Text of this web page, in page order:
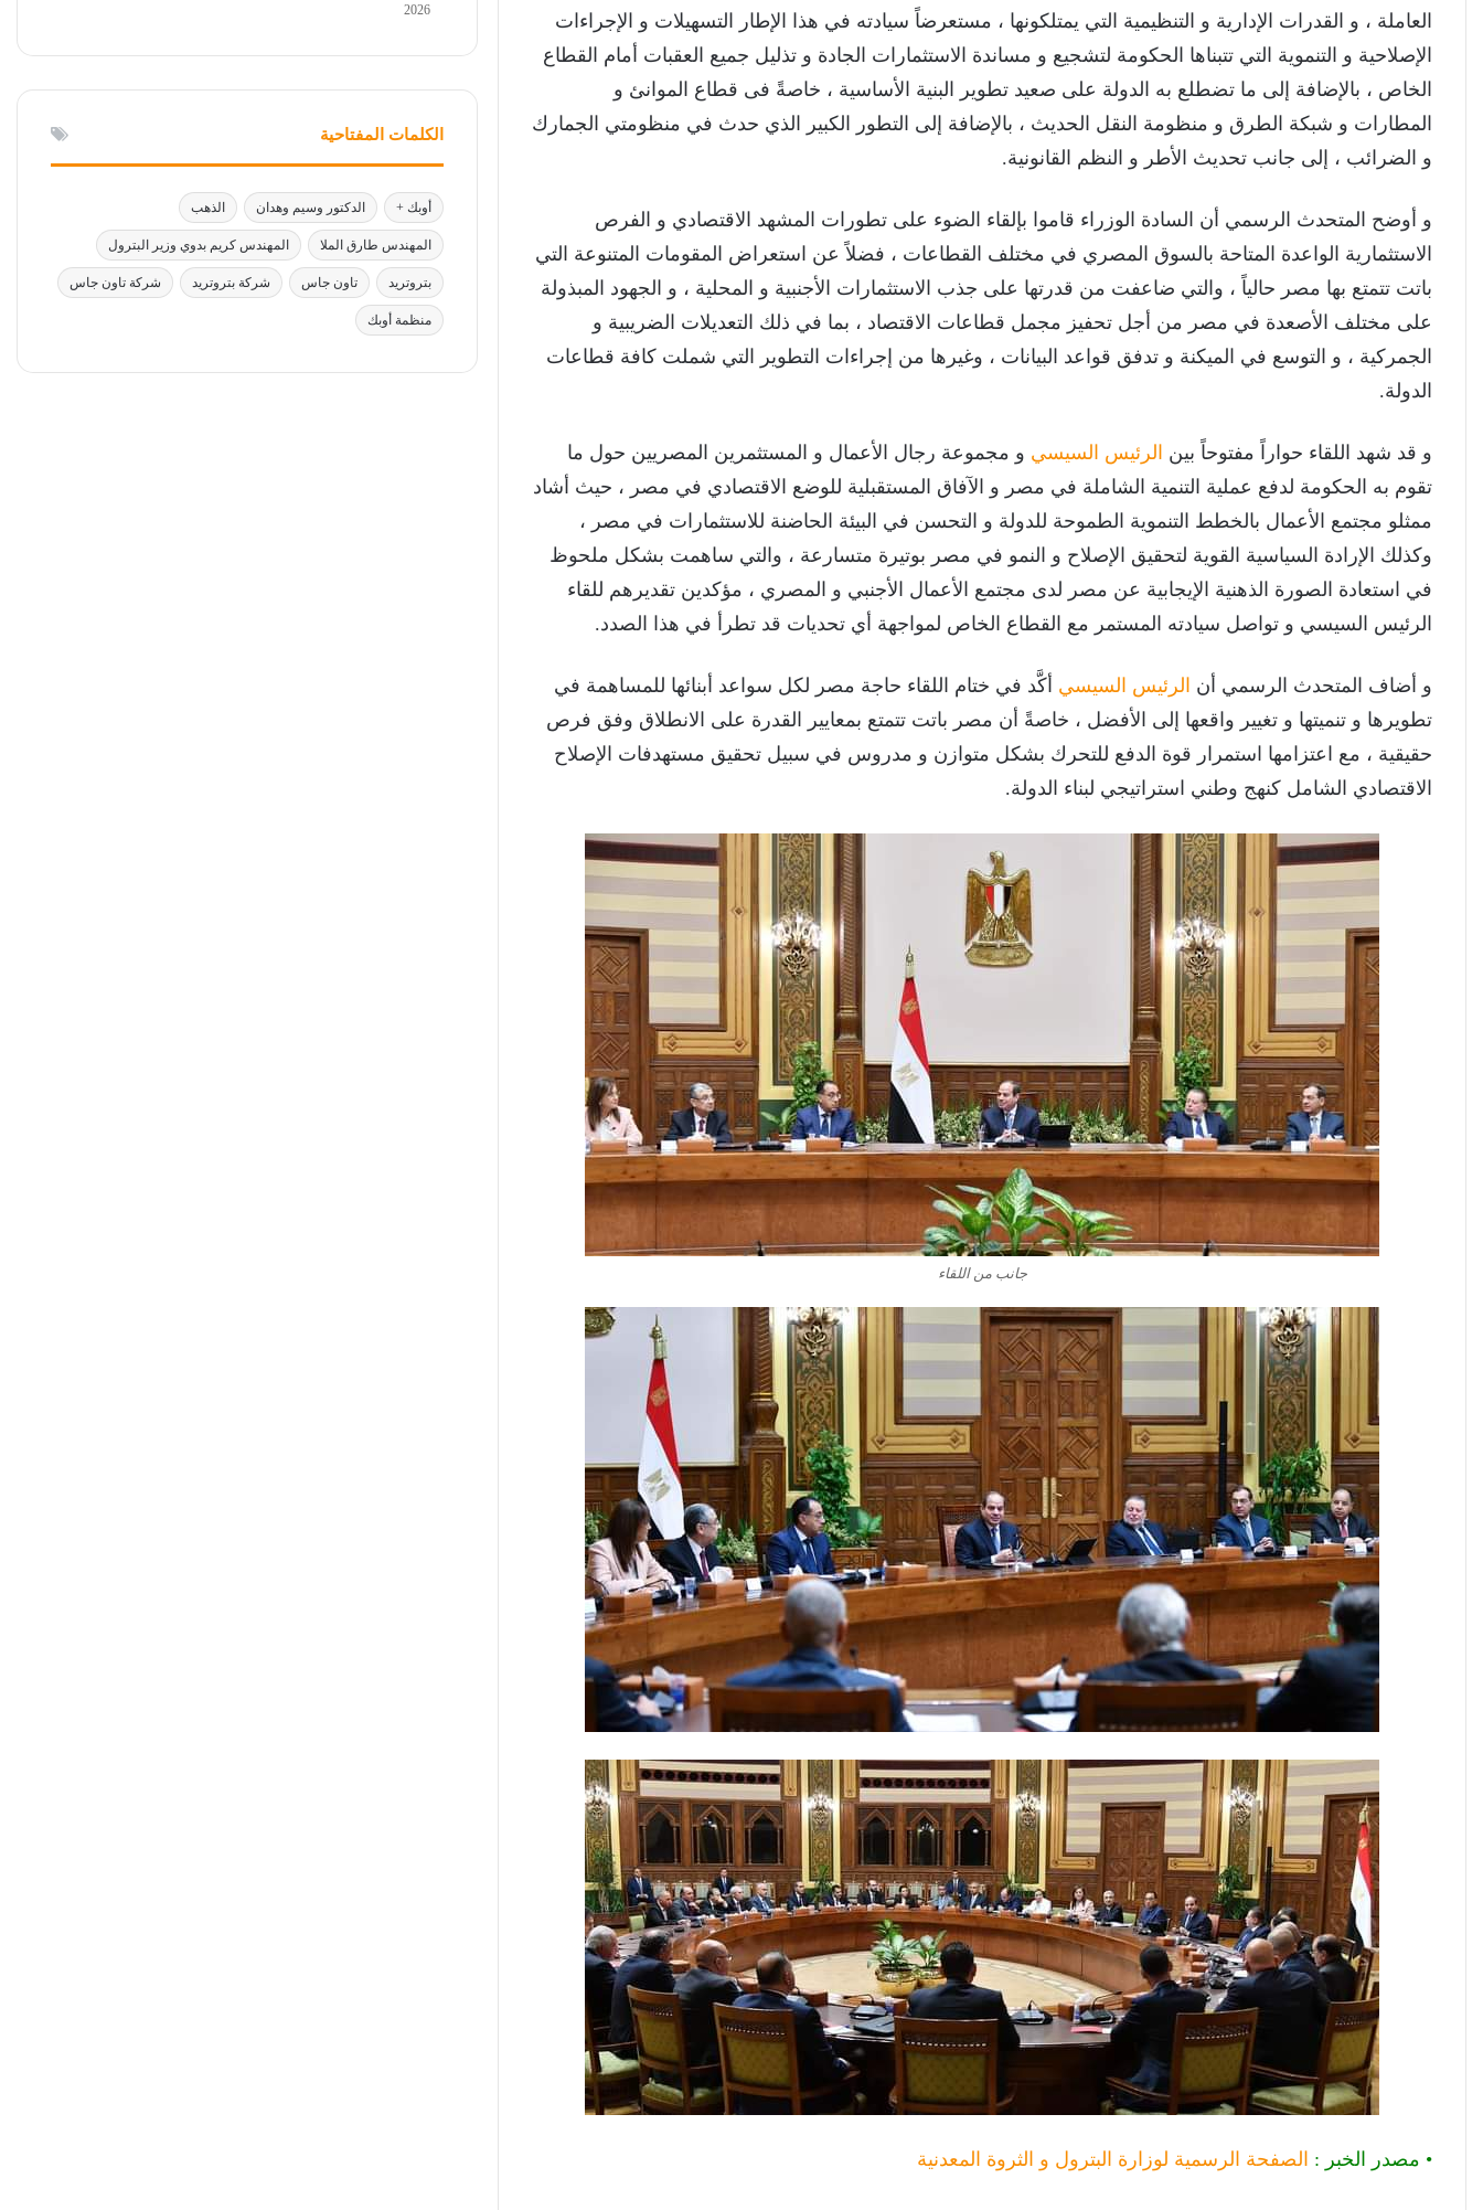
العاملة ، و القدرات الإدارية و التنظيمية التي يمتلكونها ، مستعرضاً سيادته في هذا الإطار التسهيلات و الإجراءات
الإصلاحية و التنموية التي تتبناها الحكومة لتشجيع و مساندة الاستثمارات الجادة و تذليل جميع العقبات أمام القطاع
الخاص ، بالإضافة إلى ما تضطلع به الدولة على صعيد تطوير البنية الأساسية ، خاصةً فى قطاع الموانئ و
المطارات و شبكة الطرق و منظومة النقل الحديث ، بالإضافة إلى التطور الكبير الذي حدث في منظومتي الجمارك
و الضرائب ، إلى جانب تحديث الأطر و النظم القانونية.
و أوضح المتحدث الرسمي أن السادة الوزراء قاموا بإلقاء الضوء على تطورات المشهد الاقتصادي و الفرص
الاستثمارية الواعدة المتاحة بالسوق المصري في مختلف القطاعات ، فضلاً عن استعراض المقومات المتنوعة التي
باتت تتمتع بها مصر حالياً ، والتي ضاعفت من قدرتها على جذب الاستثمارات الأجنبية و المحلية ، و الجهود المبذولة
على مختلف الأصعدة في مصر من أجل تحفيز مجمل قطاعات الاقتصاد ، بما في ذلك التعديلات الضريبية و
الجمركية ، و التوسع في الميكنة و تدفق قواعد البيانات ، وغيرها من إجراءات التطوير التي شملت كافة قطاعات
الدولة.
و قد شهد اللقاء حواراً مفتوحاً بين الرئيس السيسي و مجموعة رجال الأعمال و المستثمرين المصريين حول ما
تقوم به الحكومة لدفع عملية التنمية الشاملة في مصر و الآفاق المستقبلية للوضع الاقتصادي في مصر ، حيث أشاد
ممثلو مجتمع الأعمال بالخطط التنموية الطموحة للدولة و التحسن في البيئة الحاضنة للاستثمارات في مصر ،
وكذلك الإرادة السياسية القوية لتحقيق الإصلاح و النمو في مصر بوتيرة متسارعة ، والتي ساهمت بشكل ملحوظ
في استعادة الصورة الذهنية الإيجابية عن مصر لدى مجتمع الأعمال الأجنبي و المصري ، مؤكدين تقديرهم للقاء
الرئيس السيسي و تواصل سيادته المستمر مع القطاع الخاص لمواجهة أي تحديات قد تطرأ في هذا الصدد.
و أضاف المتحدث الرسمي أن الرئيس السيسي أكَّد في ختام اللقاء حاجة مصر لكل سواعد أبنائها للمساهمة في
تطويرها و تنميتها و تغيير واقعها إلى الأفضل ، خاصةً أن مصر باتت تتمتع بمعايير القدرة على الانطلاق وفق فرص
حقيقية ، مع اعتزامها استمرار قوة الدفع للتحرك بشكل متوازن و مدروس في سبيل تحقيق مستهدفات الإصلاح
الاقتصادي الشامل كنهج وطني استراتيجي لبناء الدولة.
جانب من اللقاء
• مصدر الخبر : الصفحة الرسمية لوزارة البترول و الثروة المعدنية
2026
الكلمات المفتاحية
أوبك + الدكتور وسيم وهدان الذهب
المهندس طارق الملا المهندس كريم بدوي وزير البترول
بتروتريد تاون جاس شركة بتروتريد شركة تاون جاس
منظمة أوبك